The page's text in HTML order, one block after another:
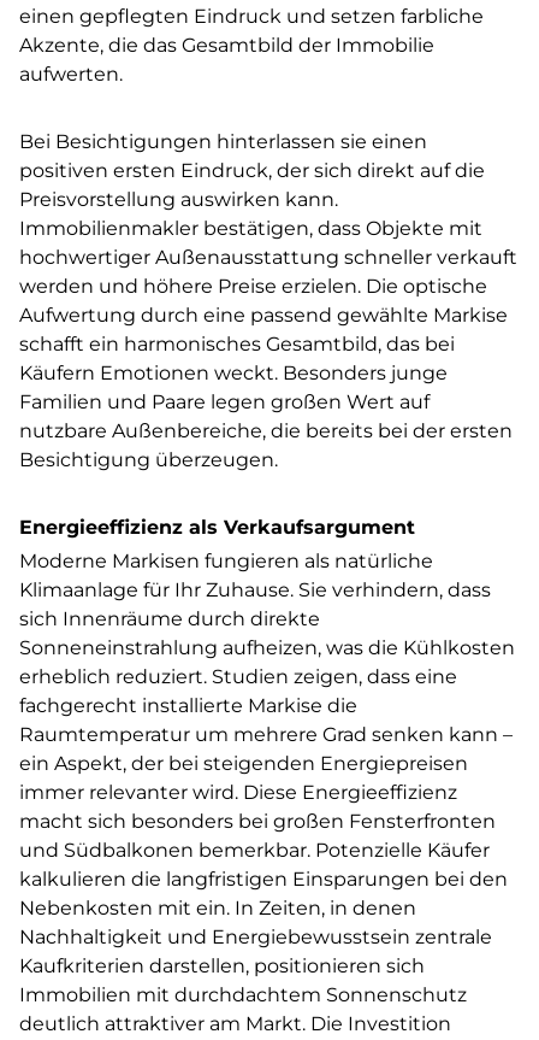
einen gepflegten Eindruck und setzen farbliche
Akzente, die das Gesamtbild der Immobilie
aufwerten.
Bei Besichtigungen hinterlassen sie einen
positiven ersten Eindruck, der sich direkt auf die
Preisvorstellung auswirken kann.
Immobilienmakler bestätigen, dass Objekte mit
hochwertiger Außenausstattung schneller verkauft
werden und höhere Preise erzielen. Die optische
Aufwertung durch eine passend gewählte Markise
schafft ein harmonisches Gesamtbild, das bei
Käufern Emotionen weckt. Besonders junge
Familien und Paare legen großen Wert auf
nutzbare Außenbereiche, die bereits bei der ersten
Besichtigung überzeugen.
Energieeffizienz als Verkaufsargument
Moderne Markisen fungieren als natürliche
Klimaanlage für Ihr Zuhause. Sie verhindern, dass
sich Innenräume durch direkte
Sonneneinstrahlung aufheizen, was die Kühlkosten
erheblich reduziert. Studien zeigen, dass eine
fachgerecht installierte Markise die
Raumtemperatur um mehrere Grad senken kann –
ein Aspekt, der bei steigenden Energiepreisen
immer relevanter wird. Diese Energieeffizienz
macht sich besonders bei großen Fensterfronten
und Südbalkonen bemerkbar. Potenzielle Käufer
kalkulieren die langfristigen Einsparungen bei den
Nebenkosten mit ein. In Zeiten, in denen
Nachhaltigkeit und Energiebewusstsein zentrale
Kaufkriterien darstellen, positionieren sich
Immobilien mit durchdachtem Sonnenschutz
deutlich attraktiver am Markt. Die Investition